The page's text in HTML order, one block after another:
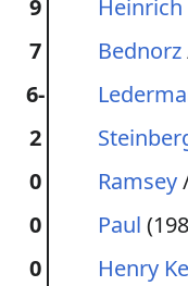
9
7
6-
2
0
0
0
Bednorz
Ramsey
Paul
Henry